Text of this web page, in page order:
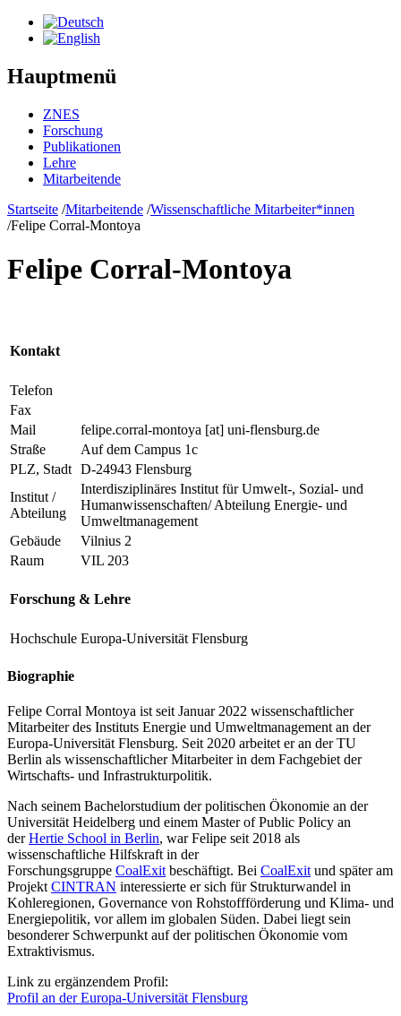
Hauptmenü
ZNES
Forschung
Publikationen
Lehre
Mitarbeitende
Startseite /Mitarbeitende /Wissenschaftliche Mitarbeiter*innen
/Felipe Corral-Montoya
Felipe Corral-Montoya
Kontakt
Telefon
Fax
Mail
felipe.corral-montoya [at] uni-flensburg.de
Straße
Auf dem Campus 1c
PLZ, Stadt D-24943 Flensburg
Institut /
Abteilung
Interdisziplinäres Institut für Umwelt-, Sozial- und
Humanwissenschaften/ Abteilung Energie- und
Umweltmanagement
Gebäude
Vilnius 2
Raum
VIL 203
Forschung & Lehre
Hochschule Europa-Universität Flensburg
Biographie
Felipe Corral Montoya ist seit Januar 2022 wissenschaftlicher
Mitarbeiter des Instituts Energie und Umweltmanagement an der
Europa-Universität Flensburg. Seit 2020 arbeitet er an der TU
Berlin als wissenschaftlicher Mitarbeiter in dem Fachgebiet der
Wirtschafts- und Infrastrukturpolitik.
Nach seinem Bachelorstudium der politischen Ökonomie an der
Universität Heidelberg und einem Master of Public Policy an
derHertie School in Berlin, war Felipe seit 2018 als
wissenschaftliche Hilfskraft in der
Forschungsgruppe CoalExit beschäftigt. Bei CoalExit und später am
Projekt CINTRAN interessierte er sich für Strukturwandel in
Kohleregionen, Governance von Rohstoffförderung und Klima- und
Energiepolitik, vor allem im globalen Süden. Dabei liegt sein
besonderer Schwerpunkt auf der politischen Ökonomie vom
Extraktivismus.
Link zu ergänzendem Profil:
Profil an der Europa-Universität Flensburg